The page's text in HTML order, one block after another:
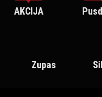
AKCIJA
Zupas